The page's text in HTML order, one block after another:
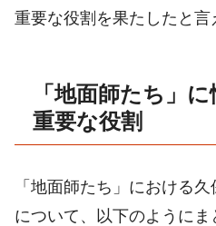
重要な役割を果たしたと言
「地面師たち」
重要な役割
「地面師たち」における
について、以下のようにま